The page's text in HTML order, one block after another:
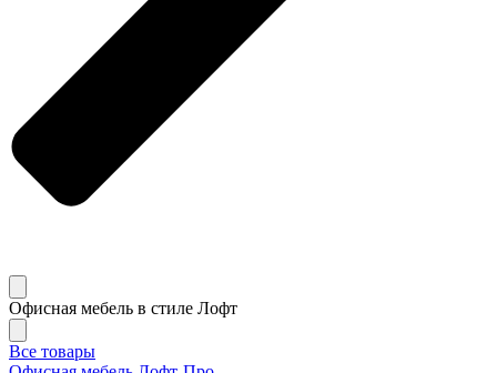
Офисная мебель в стиле Лофт
Все товары